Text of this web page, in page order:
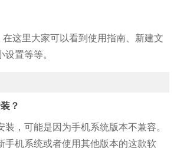
在这里大家可以看到使用指南、新建文
置等等。
？
，可能是因为手机系统版本不兼容。
手机系统或者使用其他版本的这款软